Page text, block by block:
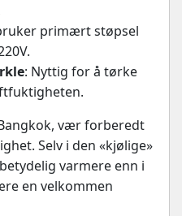
primært støpsel
: Nyttig for å tørke
vær forberedt
Selv i den «kjølige»
varmere enn i
en velkommen